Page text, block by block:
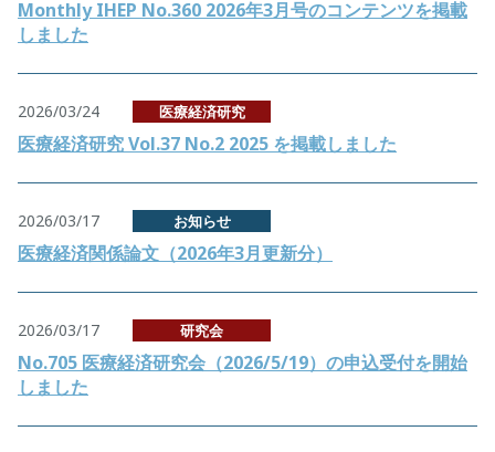
Monthly IHEP No.360 2026年3月号のコンテンツを掲載
しました
2026/03/24 医療経済研究
医療経済研究 Vol.37 No.2 2025 を掲載しました
2026/03/17 お知らせ
医療経済関係論文（2026年3月更新分）
2026/03/17 研究会
No.705 医療経済研究会（2026/5/19）の申込受付を開始
しました